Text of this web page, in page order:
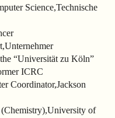
Science,Technische
“Universität zu Köln”
ICRC
Coordinator,Jackson
(Chemistry),University of